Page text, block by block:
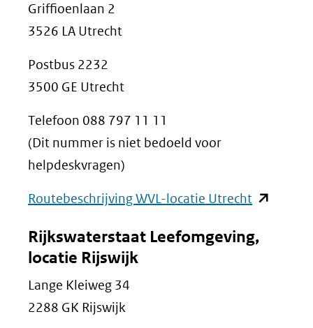
Griffioenlaan 2
3526 LA Utrecht
Postbus 2232
3500 GE Utrecht
Telefoon 088 797 11 11
(Dit nummer is niet bedoeld voor
helpdeskvragen)
Routebeschrijving WVL-locatie Utrecht (opent
nieuw
Rijkswaterstaat Leefomgeving,
locatie Rijswijk
Lange Kleiweg 34
2288 GK Rijswijk